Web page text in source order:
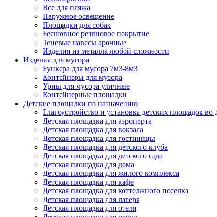
Все для пляжа
Наружное освещение
Площадки для собак
Бесшовное резиновое покрытие
Теневые навесы арочные
Изделия из металла любой сложности
Изделия для мусора
Бункера для мусора 7м3-8м3
Контейнеры для мусора
Урны для мусора уличные
Контейнерные площадки
Детские площадки по назначению
Благоустройство и установка детских площадок
Детская площадка для аэропорта
Детская площадка для вокзала
Детская площадка для гостиницы
Детская площадка для детского клуба
Детская площадка для детского сада
Детская площадка для дома
Детская площадка для жилого комплекса
Детская площадка для кафе
Детская площадка для коттеджного поселка
Детская площадка для лагеря
Детская площадка для отеля